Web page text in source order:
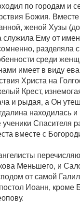
по городам и
Божия.
женой Хузы
служила Ему от
разделяла
среди
имеет в виду
Христа на
Крест,
и рыдая, а Он
находилась
ученики Спасителя
вместе с
Меньшего, и
от самой
Иоанн, кроме